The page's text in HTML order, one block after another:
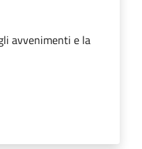
avvenimenti e la